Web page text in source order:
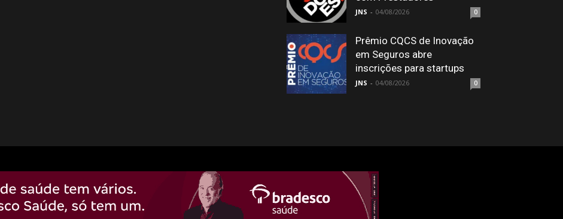
JNS - 04/08/2026 0
Prêmio CQCS de Inovação
em Seguros abre
inscrições para startups
JNS - 04/08/2026 0